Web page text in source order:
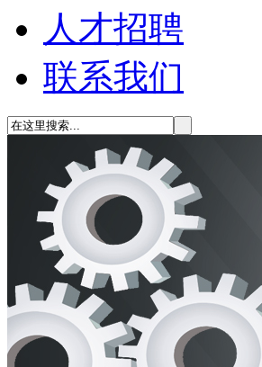
人才招聘
联系我们